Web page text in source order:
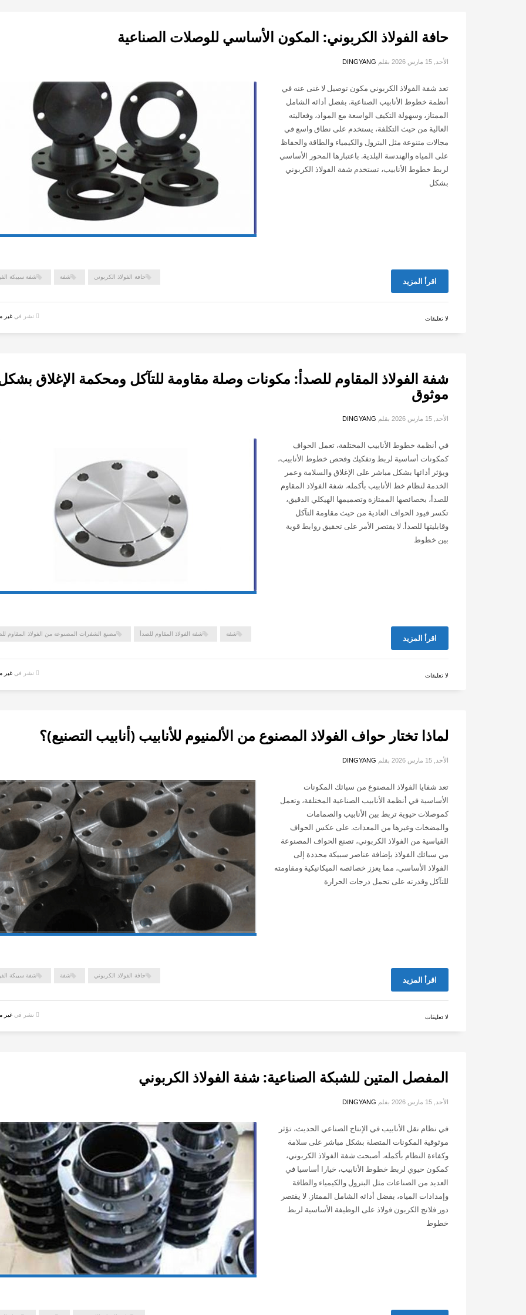
حافة الفولاذ الكربوني: المكون الأساسي للوصلات الصناعية
الأحد, 15 مارس 2026 بقلم DINGYANG
تعد شفة الفولاذ الكربوني مكون توصيل لا غنى عنه في
أنظمة خطوط الأنابيب الصناعية. بفضل أدائه الشامل
الممتاز، وسهولة التكيف الواسعة مع المواد، وفعاليته
العالية من حيث التكلفة، يستخدم على نطاق واسع في
مجالات متنوعة مثل البترول والكيمياء والطاقة والحفاظ
على المياه والهندسة البلدية. باعتبارها المحور الأساسي
لربط خطوط الأنابيب، تستخدم شفة الفولاذ الكربوني
بشكل
حافة الفولاذ الكربوني شفة شفة سبيكة اقرأ المزيد
نشر في غير لا تعليقات
شفة الفولاذ المقاوم للصدأ: مكونات وصلة مقاومة للتآكل ومحكمة الإغلاق
موثوق
الأحد, 15 مارس 2026 بقلم DINGYANG
في أنظمة خطوط الأنابيب المختلفة، تعمل الحواف
كمكونات أساسية لربط وتفكيك وفحص خطوط الأنابيب،
ويؤثر أدائها بشكل مباشر على الإغلاق والسلامة وعمر
الخدمة لنظام خط الأنابيب بأكمله. شفة الفولاذ المقاوم
للصدأ، بخصائصها الممتازة وتصميمها الهيكلي الدقيق،
تكسر قيود الحواف العادية من حيث مقاومة التآكل
وقابليتها للصدأ. لا يقتصر الأمر على تحقيق روابط قوية
بين خطوط
شفة شفة الفولاذ المقاوم للصدأ مصنع الشفرات المصنوعة من الفولاذ المقاوم اقرأ المزيد
نشر في غير لا تعليقات
لماذا تختار حواف الفولاذ المصنوع من الألمنيوم للأنابيب (أنابيب التصنيع)؟
الأحد, 15 مارس 2026 بقلم DINGYANG
تعد شفايا الفولاذ المصنوع من سبائك المكونات
الأساسية في أنظمة الأنابيب الصناعية المختلفة، وتعمل
كموصلات حيوية تربط بين الأنابيب والصمامات
والمضخات وغيرها من المعدات. على عكس الحواف
القياسية من الفولاذ الكربوني، تصنع الحواف المصنوعة
من سبائك الفولاذ بإضافة عناصر سبيكة محددة إلى
الفولاذ الأساسي، مما يعزز خصائصه الميكانيكية ومقاومته
للتآكل وقدرته على تحمل درجات الحرارة
حافة الفولاذ الكربوني شفة شفة سبيكة اقرأ المزيد
نشر في غير لا تعليقات
المفصل المتين للشبكة الصناعية: شفة الفولاذ الكربوني
الأحد, 15 مارس 2026 بقلم DINGYANG
في نظام نقل الأنابيب في الإنتاج الصناعي الحديث، تؤثر
موثوقية المكونات المتصلة بشكل مباشر على سلامة
وكفاءة النظام بأكمله. أصبحت شفة الفولاذ الكربوني،
كمكون حيوي لربط خطوط الأنابيب، خيارا أساسيا في
العديد من الصناعات مثل البترول والكيمياء والطاقة
وإمدادات المياه، بفضل أدائه الشامل الممتاز. لا يقتصر
دور فلانج الكربون فولاذ على الوظيفة الأساسية لربط
خطوط